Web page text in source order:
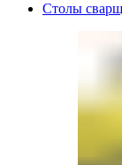
Столы